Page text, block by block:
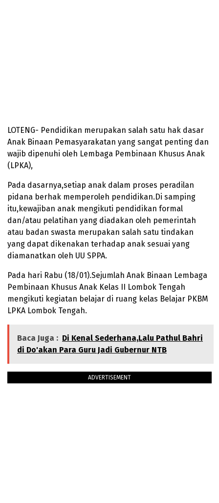
LOTENG- Pendidikan merupakan salah satu hak dasar
Anak Binaan Pemasyarakatan yang sangat penting dan
wajib dipenuhi oleh Lembaga Pembinaan Khusus Anak
(LPKA),
Pada dasarnya,setiap anak dalam proses peradilan
pidana berhak memperoleh pendidikan.Di samping
itu,kewajiban anak mengikuti pendidikan formal
dan/atau pelatihan yang diadakan oleh pemerintah
atau badan swasta merupakan salah satu tindakan
yang dapat dikenakan terhadap anak sesuai yang
diamanatkan oleh UU SPPA.
Pada hari Rabu (18/01).Sejumlah Anak Binaan Lembaga
Pembinaan Khusus Anak Kelas II Lombok Tengah
mengikuti kegiatan belajar di ruang kelas Belajar PKBM
LPKA Lombok Tengah.
Baca Juga : Di Kenal Sederhana,Lalu Pathul Bahri
di Do'akan Para Guru Jadi Gubernur NTB
ADVERTISEMENT